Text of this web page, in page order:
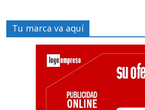
Tu marca va aquí